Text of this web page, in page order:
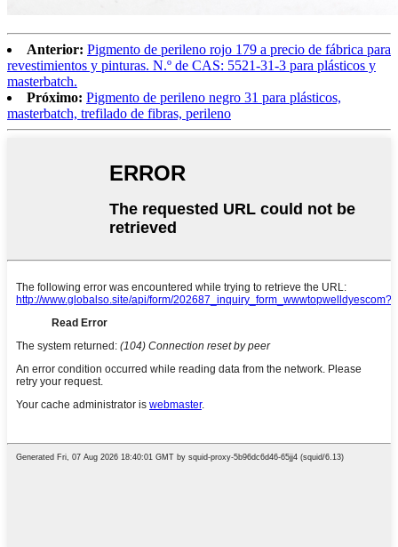
Anterior: Pigmento de perileno rojo 179 a precio de fábrica para
revestimientos y pinturas. N.º de CAS: 5521-31-3 para plásticos y
masterbatch.
Próximo: Pigmento de perileno negro 31 para plásticos,
masterbatch, trefilado de fibras, perileno